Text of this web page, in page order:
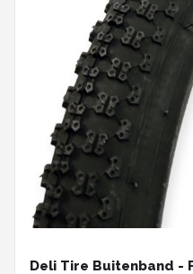
Deli Tire Buitenband -